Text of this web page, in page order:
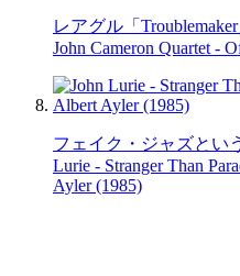
レアグル「
John Cameron Quartet -
フェイク・ジャズとい
Lurie - Stranger Than
Ayler (1985)